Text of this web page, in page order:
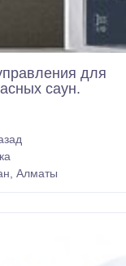
для
саун.
Алматы